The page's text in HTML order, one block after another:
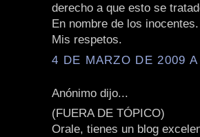
derecho a que esto se
En nombre de los inocentes.
Mis respetos.
4 DE MARZO DE 2009
Anónimo dijo...
(FUERA DE TÓPICO)
Orale, tienes un blog